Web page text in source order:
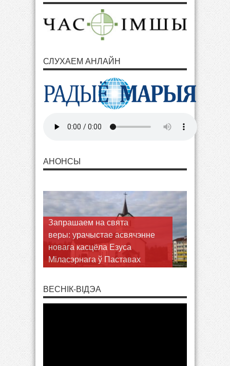
СЛУХАЕМ АНЛАЙН
АНОНСЫ
Запрашаем на свята
веры: урачыстае асвячэнне
новага касцёла Езуса
Міласэрнага ў Паставах
ВЕСНІК-ВІДЭА